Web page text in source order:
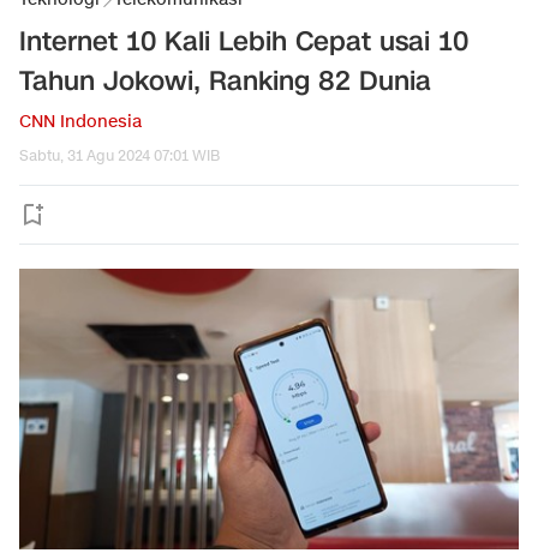
Internet 10 Kali Lebih Cepat usai 10
Tahun Jokowi, Ranking 82 Dunia
CNN Indonesia
Sabtu, 31 Agu 2024 07:01 WIB